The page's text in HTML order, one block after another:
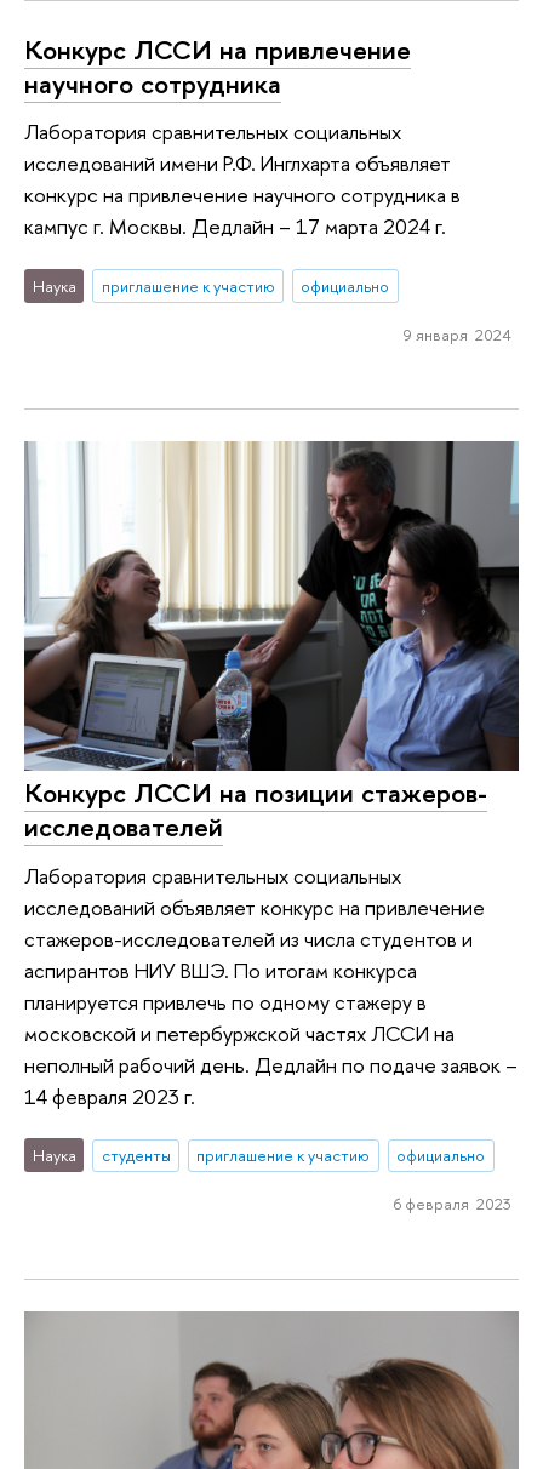
Конкурс ЛССИ на привлечение
научного сотрудника
Лаборатория сравнительных социальных
исследований имени Р.Ф. Инглхарта объявляет
конкурс на привлечение научного сотрудника в
кампус г. Москвы. Дедлайн – 17 марта 2024 г.
Наука приглашение к участию официально
9 января 2024
Конкурс ЛССИ на позиции стажеров-
исследователей
Лаборатория сравнительных социальных
исследований объявляет конкурс на привлечение
стажеров-исследователей из числа студентов и
аспирантов НИУ ВШЭ. По итогам конкурса
планируется привлечь по одному стажеру в
московской и петербуржской частях ЛССИ на
неполный рабочий день. Дедлайн по подаче заявок –
14 февраля 2023 г.
Наука студенты приглашение к участию официально
6 февраля 2023